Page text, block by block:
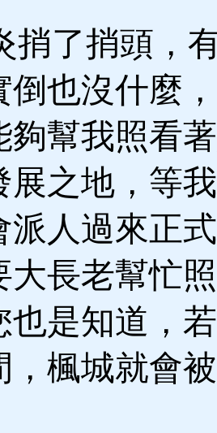
了捎頭，
倒也沒什麼
夠幫我照看
展之地，等
派人過來正
大長老幫忙
也是知道，
，楓城就會